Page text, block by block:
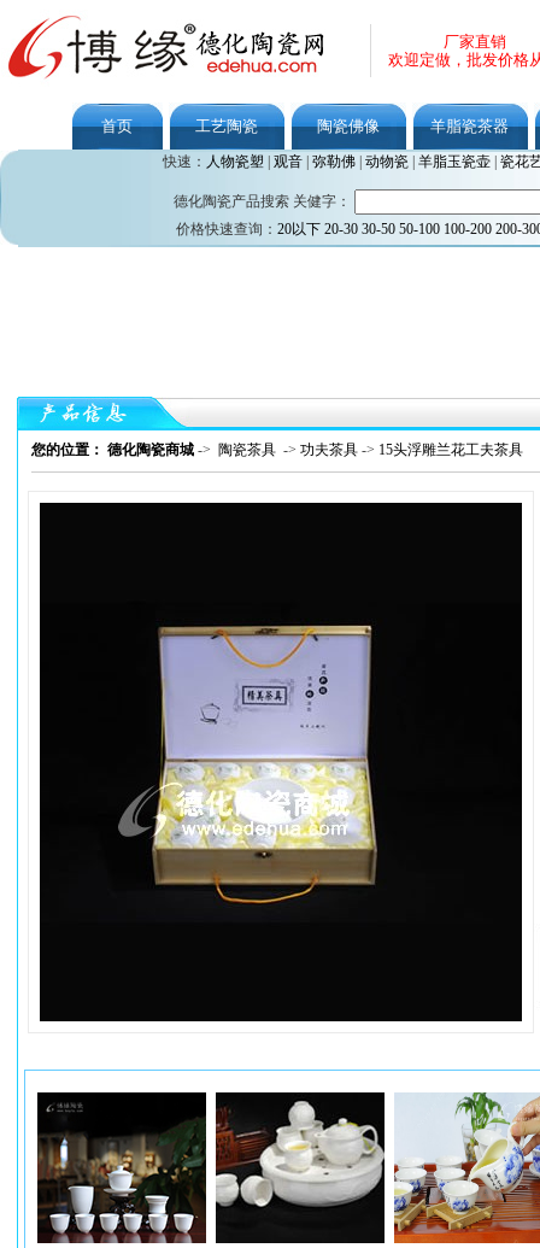
厂家直销
欢迎定做，批发价格
首页 工艺陶瓷 陶瓷佛像 羊脂瓷茶器
快速： 人物瓷塑 观音| 弥勒佛| 动物瓷| 羊脂玉瓷壶| 瓷花
德化陶瓷产品搜索 关健字：
价格快速查询： 20以下 20-30 30-50 50-100 100-200 200-
您的位置： 德化陶瓷商城 -> 陶瓷茶具 -> 功夫茶具 -> 15头浮雕兰花工夫茶具